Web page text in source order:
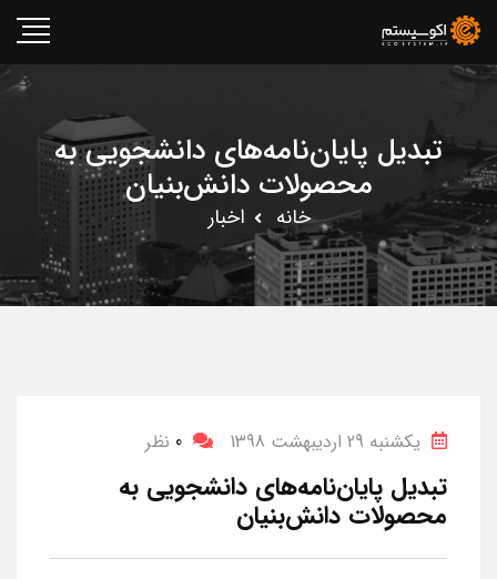
تبدیل پایان‌نامه‌های دانشجویی به
محصولات دانش‌بنیان
خانه اخبار
یکشنبه 29 اردیبهشت 1398 0 نظر
تبدیل پایان‌نامه‌های دانشجویی به
محصولات دانش‌بنیان